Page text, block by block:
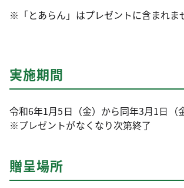
※「とあらん」はプレゼントに含まれま
実施期間
令和6年1月5日（金）から同年3月1日（
※プレゼントがなくなり次第終了
贈呈場所